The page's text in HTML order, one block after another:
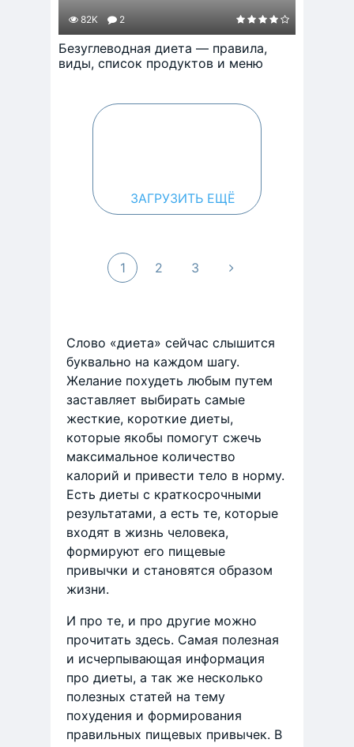
82K 2
Безуглеводная диета — правила,
виды, список продуктов и меню
ЗАГРУЗИТЬ ЕЩЁ
1 2 3
Слово «диета» сейчас слышится
буквально на каждом шагу.
Желание похудеть любым путем
заставляет выбирать самые
жесткие, короткие диеты,
которые якобы помогут сжечь
максимальное количество
калорий и привести тело в норму.
Есть диеты с краткосрочными
результатами, а есть те, которые
входят в жизнь человека,
формируют его пищевые
привычки и становятся образом
жизни.
И про те, и про другие можно
прочитать здесь. Самая полезная
и исчерпывающая информация
про диеты, а так же несколько
полезных статей на тему
похудения и формирования
правильных пищевых привычек. В